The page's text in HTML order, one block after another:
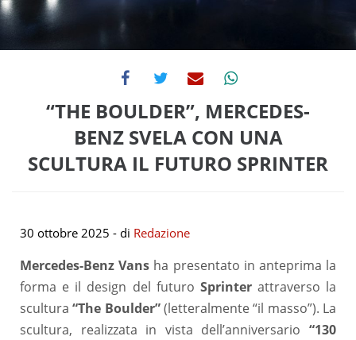
“THE BOULDER”, MERCEDES-
BENZ SVELA CON UNA
SCULTURA IL FUTURO SPRINTER
30 ottobre 2025 - di Redazione
Mercedes-Benz Vans ha presentato in anteprima la
forma e il design del futuro Sprinterattraverso la
scultura“The Boulder”(letteralmente “il masso”). La
scultura, realizzata in vista dell’anniversario “130